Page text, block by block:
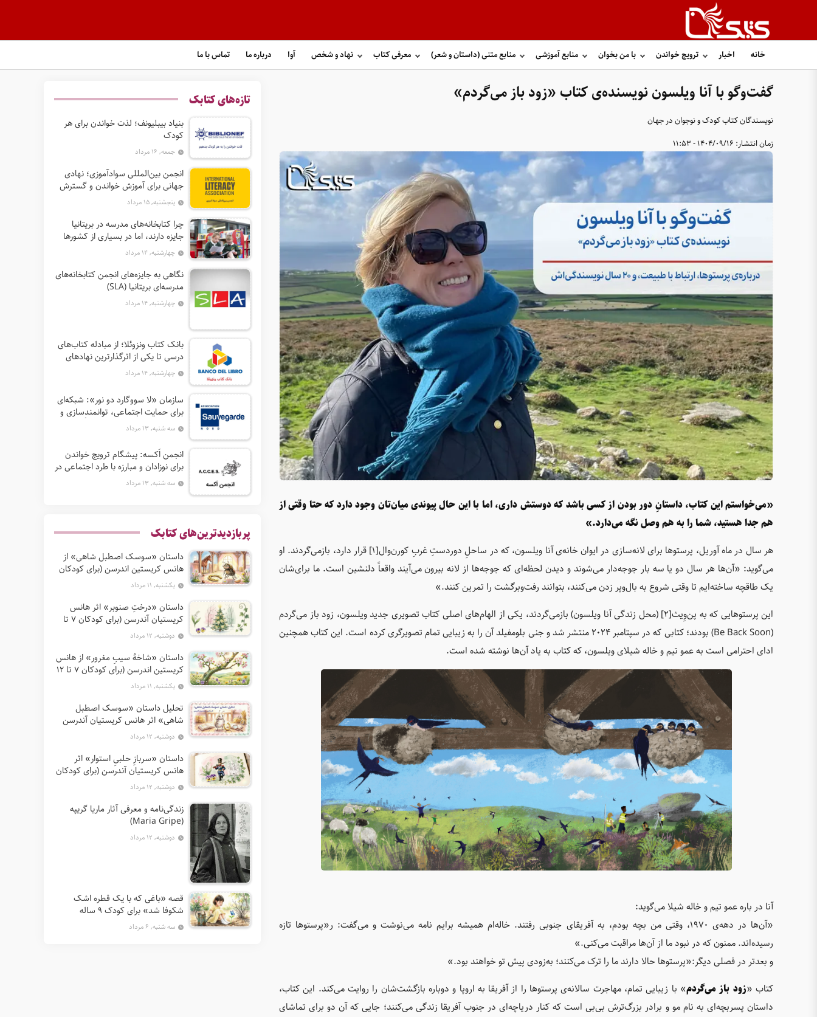
خانه اخبار ترویج خواندن با من بخوان منابع آموزشی منابع متنی (داستان و شعر) معرفی کتاب نهاد و شخص آوا درباره ما تماس با ما
گفت‌وگو با آنا ویلسون نویسنده‌ی کتاب «زود باز می‌گردم»
نویسندگان کتاب کودک و نوجوان در جهان
زمان انتشار: 1404/09/16 - 11:53
«می‌خواستم این کتاب، داستانِ دور بودن از کسی باشد که دوستش داری، اما با این حال پیوندی میان‌تان وجود دارد که حتا وقتی از
هم جدا هستید، شما را به هم وصل نگه می‌دارد.»
هر سال در ماه آوریل، پرستو‌ها برای لانه‌سازی در ایوان خانه‌ی آنا ویلسون، که در ساحلِ دوردستِ غربِ کورن‌وال[1] قرار دارد، بازمی‌گردند. او
می‌گوید: «آن‌ها هر سال دو یا سه بار جوجه‌دار می‌شوند و دیدن لحظه‌ای که جوجه‌ها از لانه بیرون می‌آیند واقعاً دلنشین است. ما برای‌شان
یک طاقچه ساخته‌ایم تا وقتی شروع به بال‌وپر زدن می‌کنند، بتوانند رفت‌وبرگشت را تمرین کنند.»
این پرستوهایی که به پن‌وِیث[2] (محل زندگی آنا ویلسون) بازمی‌گردند، یکی از الهام‌های اصلی کتاب تصویری جدید ویلسون، زود باز می‌گردم
(Be Back Soon) بودند؛ کتابی که در سپتامبر ۲۰۲۴ منتشر شد و جنی بلومفیلد آن را به زیبایی تمام تصویرگری کرده است. این کتاب همچنین
ادای احترامی است به عمو تیم و خاله شیلا‌ی ویلسون، که کتاب به یاد آن‌ها نوشته شده است.
آنا در باره عمو تیم و خاله شیلا می‌گوید:
«آن‌ها در دهه‌ی ۱۹۷۰، وقتی من بچه بودم، به آفریقای جنوبی رفتند. خاله‌ام همیشه برایم نامه می‌نوشت و می‌گفت: ر«پرستو‌ها تازه
رسیده‌اند. ممنون که در نبود ما از آن‌ها مراقبت می‌کنی.»
و بعدتر در فصلی دیگر:«پرستو‌ها حالا دارند ما را ترک می‌کنند؛ به‌زودی پیش تو خواهند بود.»
کتاب «زود باز می‌گردم» با زیبایی تمام، مهاجرت سالانه‌ی پرستو‌ها را از آفریقا به اروپا و دوباره بازگشت‌شان را روایت می‌کند. این کتاب،
داستان پسربچه‌ای به نام مو و برادر بزرگ‌ترش بی‌بی است که کنار دریاچه‌ای در جنوب آفریقا زندگی می‌کنند؛ جایی که آن دو برای تماشای
تازه‌های کتابک
بنیاد بیبلیونف؛ لذت خواندن برای هر
کودک
جمعه, ۱۶ مرداد
انجمن بین‌المللی سوادآموزی؛ نهادی
جهانی برای آموزش خواندن و گسترش
حق سواد
پنجشنبه, ۱۵ مرداد
چرا کتابخانه‌های مدرسه در بریتانیا
جایزه دارند، اما در بسیاری از کشورها
نه؟چهارشنبه, ۱۴ مرداد
نگاهی به جایزه‌های انجمن کتابخانه‌های
مدرسه‌ای بریتانیا (SLA)
چهارشنبه, ۱۴ مرداد
بانک کتاب ونزوئلا؛ از مبادله کتاب‌های
درسی تا یکی از اثرگذارترین نهادهای
ترویج خواندن در آمریکای لاتین
چهارشنبه, ۱۴ مرداد
سازمان «لا سووگارد دو نور»: شبکه‌ای
برای حمایت اجتماعی، توانمندسازی و
ترویج فرهنگ (آ. د. اِن. اِس. اُ. آ سابق)
سه شنبه, ۱۳ مرداد
انجمن اَکسه: پیشگام ترویج خواندن
برای نوزادان و مبارزه با طرد اجتماعی در
فرانسه
سه شنبه, ۱۳ مرداد
پربازدیدترین‌های کتابک
داستان «سوسک اصطبل شاهی» از
هانس کریستین اندرسن (برای کودکان
7 تا 12 سال) یکشنبه, ۱۱ مرداد
داستان «درختِ صنوبر» اثر هانس
کریستیان آندرسن (برای کودکان 7 تا
12 سال) دوشنبه, ۱۲ مرداد
داستان «شاخهٔ سیبِ مغرور» از هانس
کریستین اندرسن (برای کودکان 7 تا 12
سال)یکشنبه, ۱۱ مرداد
تحلیل داستان «سوسک اصطبل
شاهی» اثر هانس کریستیان آندرسن
دوشنبه, ۱۲ مرداد
داستان «سربازِ حلبیِ استوار» اثر
هانس کریستیان آندرسن (برای کودکان
7 تا 12 سال) دوشنبه, ۱۲ مرداد
زندگی‌نامه و معرفی آثار ماریا گریپه
(Maria Gripe)
دوشنبه, ۱۲ مرداد
قصه «باغی که با یک قطره اشک
شکوفا شد» برای کودک ۹ ساله
سه شنبه, ۶ مرداد